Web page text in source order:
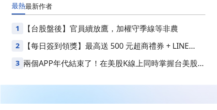
最熱最新作者
1 【台股盤後】官員續放鷹，加權守季線等非農
2
【每日簽到領獎】最高送 500 元超商禮券 + LINE
Points
3 兩個APP年代結束了！在美股K線上同時掌握台美股損